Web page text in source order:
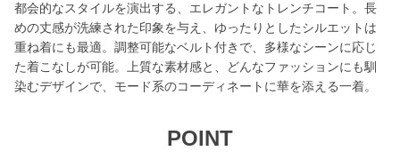
都会的なスタイルを演出する、エレガントなトレンチコート。長
めの丈感が洗練された印象を与え、ゆったりとしたシルエットは
重ね着にも最適。調整可能なベルト付きで、多様なシーンに応じ
た着こなしが可能。上質な素材感と、どんなファッションにも馴
染むデザインで、モード系のコーディネートに華を添える一着。
POINT